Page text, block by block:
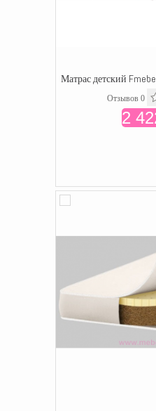
Матрас детский
Отзывов 0
2